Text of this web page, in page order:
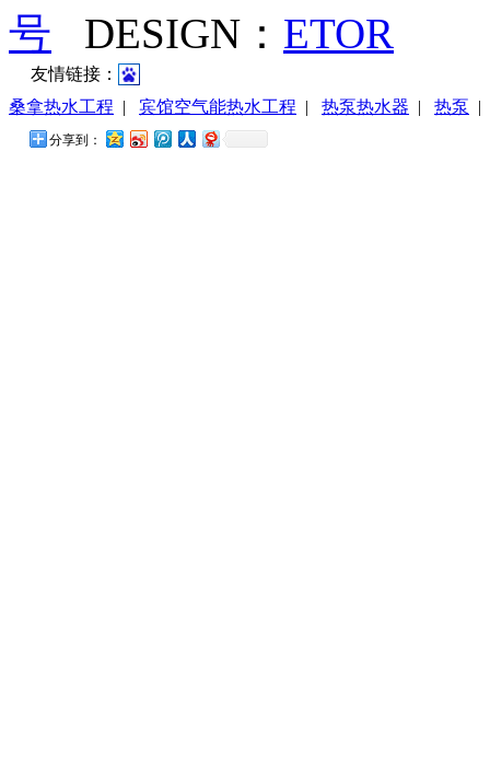
号 DESIGN： ETOR
友情链接：
桑拿热水工程 | 宾馆空气能热水工程 | 热泵热水器 | 热泵
分享到：